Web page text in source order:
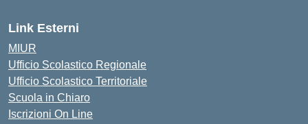
Link Esterni
MIUR
Ufficio Scolastico Regionale
Ufficio Scolastico Territoriale
Scuola in Chiaro
Iscrizioni On Line